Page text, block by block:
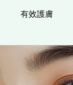
有效護膚